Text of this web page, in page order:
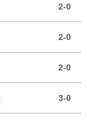
2-0
2-0
2-0
3-0